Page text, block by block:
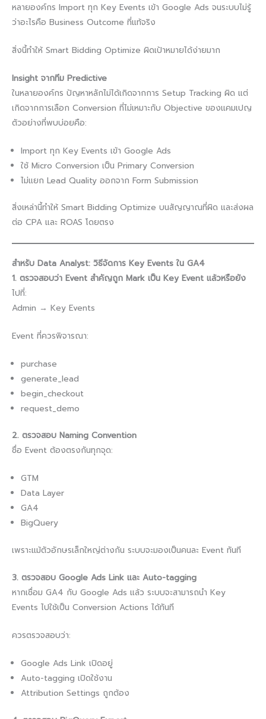
หลายองค์กร Import ทุก Key Events เข้า Google Ads จนระบบไม่รู้
ว่าอะไรคือ Business Outcome ที่แท้จริง
สิ่งนี้ทำให้ Smart Bidding Optimize ผิดเป้าหมายได้ง่ายมาก
Insight จากทีม Predictive
ในหลายองค์กร ปัญหาหลักไม่ได้เกิดจากการ Setup Tracking ผิด แต่
เกิดจากการเลือก Conversion ที่ไม่เหมาะกับ Objective ของแคมเปญ
ตัวอย่างที่พบบ่อยคือ:
Import ทุก Key Events เข้า Google Ads
ใช้ Micro Conversion เป็น Primary Conversion
ไม่แยก Lead Quality ออกจาก Form Submission
สิ่งเหล่านี้ทำให้ Smart Bidding Optimize บนสัญญาณที่ผิด และส่งผล
ต่อ CPA และ ROAS โดยตรง
สำหรับ Data Analyst: วิธีจัดการ Key Events ใน GA4
1. ตรวจสอบว่า Event สำคัญถูก Mark เป็น Key Event แล้วหรือยัง
ไปที่:
Admin → Key Events
Event ที่ควรพิจารณา:
purchase
generate_lead
begin_checkout
request_demo
2. ตรวจสอบ Naming Convention
ชื่อ Event ต้องตรงกันทุกจุด:
GTM
Data Layer
GA4
BigQuery
เพราะแม้ตัวอักษรเล็กใหญ่ต่างกัน ระบบจะมองเป็นคนละ Event ทันที
3. ตรวจสอบ Google Ads Link และ Auto-tagging
หากเชื่อม GA4 กับ Google Ads แล้ว ระบบจะสามารถนำ Key
Events ไปใช้เป็น Conversion Actions ได้ทันที
ควรตรวจสอบว่า:
Google Ads Link เปิดอยู่
Auto-tagging เปิดใช้งาน
Attribution Settings ถูกต้อง